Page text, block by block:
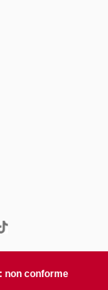
non conforme